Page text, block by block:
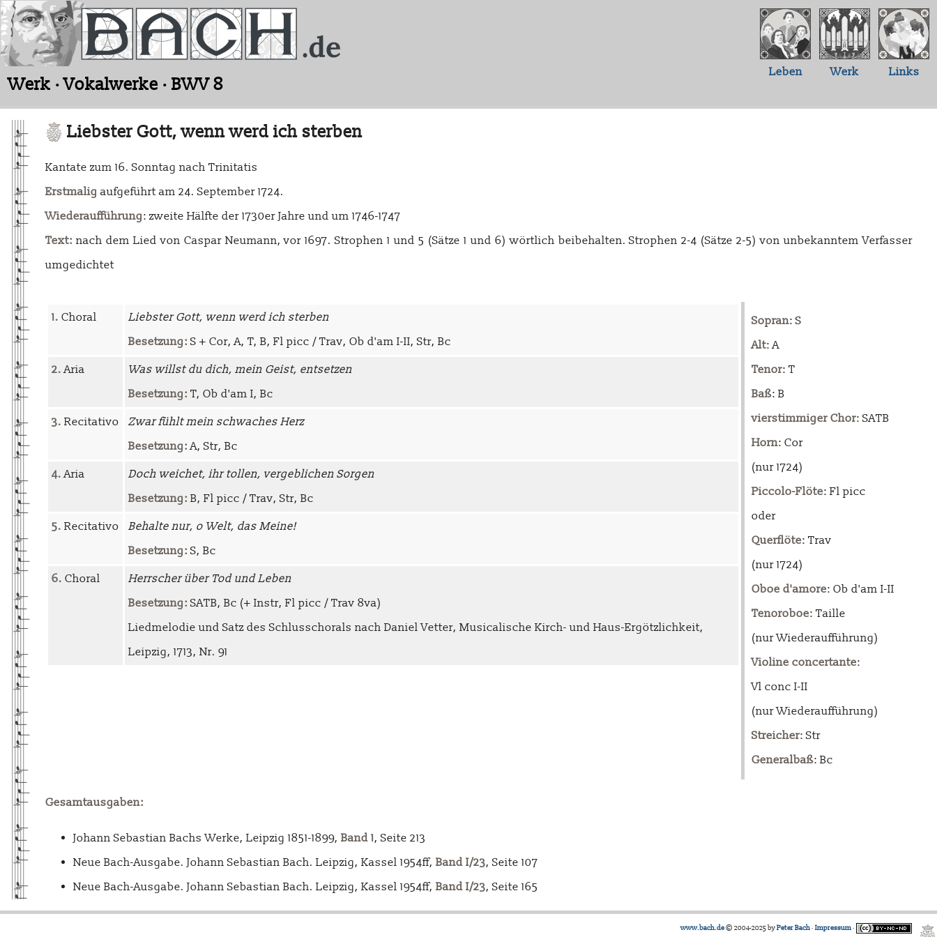
Werk · Vokalwerke · BWV 8
Leben Werk Links
Liebster Gott, wenn werd ich sterben
Kantate zum 16. Sonntag nach Trinitatis
Erstmalig aufgeführt am 24. September 1724.
Wiederaufführung: zweite Hälfte der 1730er Jahre und um 1746-1747
Text: nach dem Lied von Caspar Neumann, vor 1697. Strophen 1 und 5 (Sätze 1 und 6) wörtlich beibehalten. Strophen 2-4 (Sätze 2-5) von unbekanntem Verfasser
umgedichtet
1. Choral
Liebster Gott, wenn werd ich sterben
Besetzung: S + Cor, A, T, B, Fl picc / Trav, Ob d'am I-II, Str, Bc
2.Aria
Was willst du dich, mein Geist, entsetzen
Besetzung: T, Ob d'am I, Bc
3. Recitativo
Zwar fühlt mein schwaches Herz
Besetzung:A, Str, Bc
4.Aria
Doch weichet, ihr tollen, vergeblichen Sorgen
Besetzung: B, Fl picc / Trav, Str, Bc
5. Recitativo
Behalte nur, o Welt, das Meine!
Besetzung: S, Bc
6. Choral
Herrscher über Tod und Leben
Besetzung: SATB, Bc (+ Instr, Fl picc / Trav 8va)
Liedmelodie und Satz des Schlusschorals nach Daniel Vetter, Musicalische Kirch- und Haus-Ergötzlichkeit,
Leipzig, 1713, Nr. 91
Sopran: S
Alt: A
Tenor: T
Baß: B
vierstimmiger Chor: SATB
Horn: Cor
(nur 1724)
Piccolo-Flöte: Fl picc
oder
Querflöte: Trav
(nur 1724)
Oboe d'amore: Ob d'am I-II
Tenoroboe: Taille
(nur Wiederaufführung)
Violine concertante:
Vl conc I-II
(nur Wiederaufführung)
Streicher: Str
Generalbaß: Bc
Gesamtausgaben:
Johann Sebastian Bachs Werke, Leipzig 1851-1899, Band 1, Seite 213
Neue Bach-Ausgabe. Johann Sebastian Bach. Leipzig, Kassel 1954ff, Band I/23, Seite 107
Neue Bach-Ausgabe. Johann Sebastian Bach. Leipzig, Kassel 1954ff, Band I/23, Seite 165
www.bach.de© 2004-2025 byPeter Bach· Impressum·